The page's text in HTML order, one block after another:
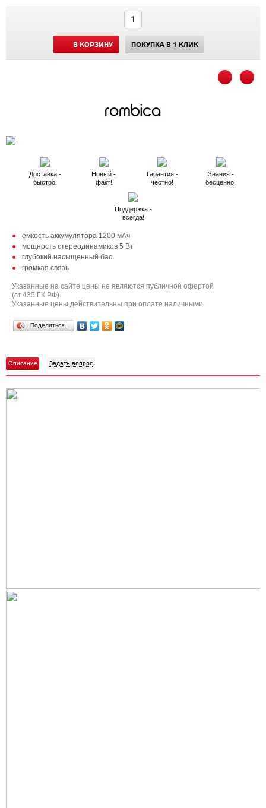
В КОРЗИНУ ПОКУПКА В 1 КЛИК
Доставка -
быстро!
Новый -
факт!
Гарантия -
честно!
Знания -
бесценно!
Поддержка -
всегда!
емкость аккумулятора 1200 мАч
мощность стереодинамиков 5 Вт
глубокий насыщенный бас
громкая связь
Указанные на сайте цены не являются публичной офертой
(ст.435 ГК РФ).
Указанные цены действительны при оплате наличными.
Поделиться…
Описание Задать вопрос